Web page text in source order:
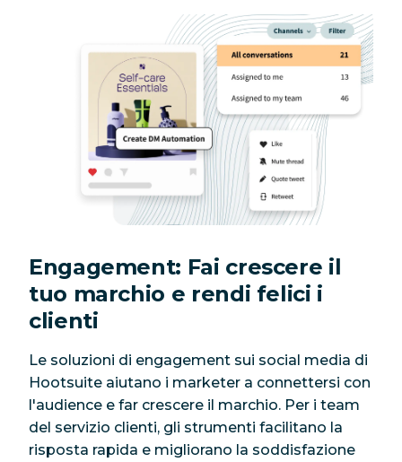
Engagement: Fai crescere il
tuo marchio e rendi felici i
clienti
Le soluzioni di engagement sui social media di
Hootsuite aiutano i marketer a connettersi con
l'audience e far crescere il marchio. Per i team
del servizio clienti, gli strumenti facilitano la
risposta rapida e migliorano la soddisfazione